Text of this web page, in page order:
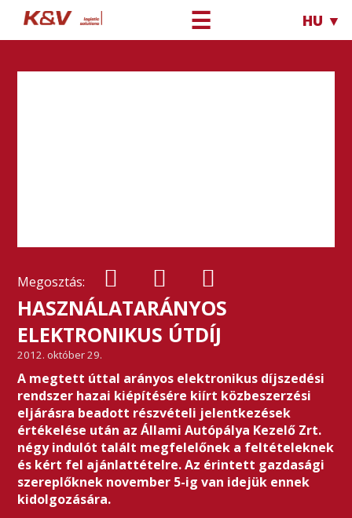
☰ HU ▼
Megosztás:
HASZNÁLATARÁNYOS
ELEKTRONIKUS ÚTDÍJ
2012. október 29.
A megtett úttal arányos elektronikus díjszedési
rendszer hazai kiépítésére kiírt közbeszerzési
eljárásra beadott részvételi jelentkezések
értékelése után az Állami Autópálya Kezelő Zrt.
négy indulót talált megfelelőnek a feltételeknek
és kért fel ajánlattételre. Az érintett gazdasági
szereplőknek november 5-ig van idejük ennek
kidolgozására.